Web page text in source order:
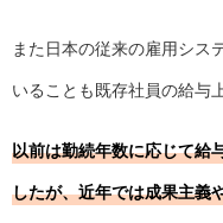
また日本の従来の雇用シス
いることも既存社員の給与
以前は勤続年数に応じて給
したが、近年では成果主義